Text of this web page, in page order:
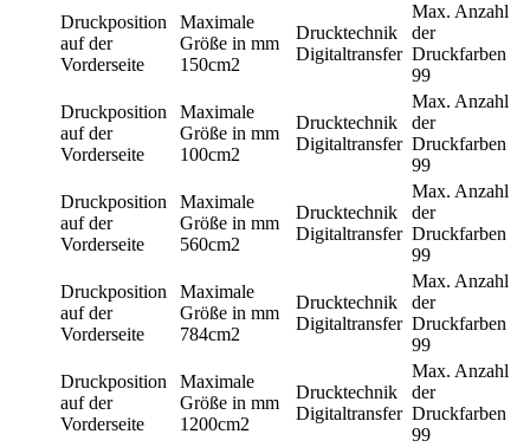
Druckposition
auf der
Vorderseite
Maximale
Größe in mm
150cm2
Drucktechnik
Digitaltransfer
Max. Anzahl
der
Druckfarben
99
Druckposition
auf der
Vorderseite
Maximale
Größe in mm
100cm2
Drucktechnik
Digitaltransfer
Max. Anzahl
der
Druckfarben
99
Druckposition
auf der
Vorderseite
Maximale
Größe in mm
560cm2
Drucktechnik
Digitaltransfer
Max. Anzahl
der
Druckfarben
99
Druckposition
auf der
Vorderseite
Maximale
Größe in mm
784cm2
Drucktechnik
Digitaltransfer
Max. Anzahl
der
Druckfarben
99
Druckposition
auf der
Vorderseite
Maximale
Größe in mm
1200cm2
Drucktechnik
Digitaltransfer
Max. Anzahl
der
Druckfarben
99